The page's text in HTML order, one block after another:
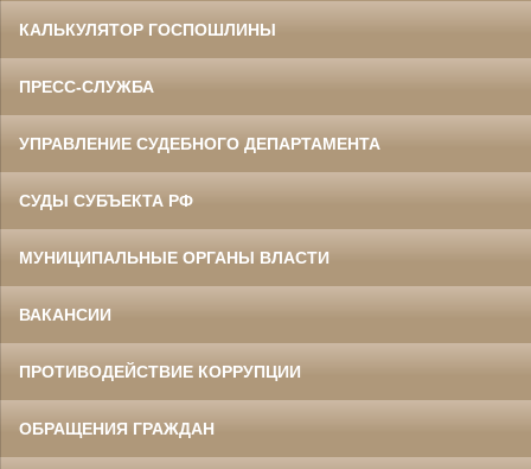
КАЛЬКУЛЯТОР ГОСПОШЛИНЫ
ПРЕСС-СЛУЖБА
УПРАВЛЕНИЕ СУДЕБНОГО ДЕПАРТАМЕНТА
СУДЫ СУБЪЕКТА РФ
МУНИЦИПАЛЬНЫЕ ОРГАНЫ ВЛАСТИ
ВАКАНСИИ
ПРОТИВОДЕЙСТВИЕ КОРРУПЦИИ
ОБРАЩЕНИЯ ГРАЖДАН